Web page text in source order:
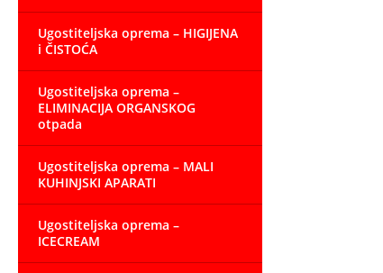
Ugostiteljska oprema – HIGIJENA
i ČISTOĆA
Ugostiteljska oprema –
ELIMINACIJA ORGANSKOG
otpada
Ugostiteljska oprema – MALI
KUHINJSKI APARATI
Ugostiteljska oprema –
ICECREAM